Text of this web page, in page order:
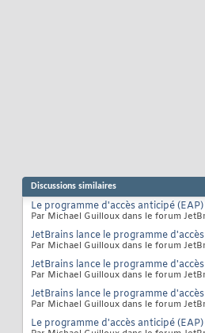
Discussions similaires
Le programme d'accès anticipé
Par Michael Guilloux dans le forum
JetBrains lance le programme
Par Michael Guilloux dans le forum
JetBrains lance le programme
Par Michael Guilloux dans le forum
JetBrains lance le programme
Par Michael Guilloux dans le forum
Le programme d'accès anticipé